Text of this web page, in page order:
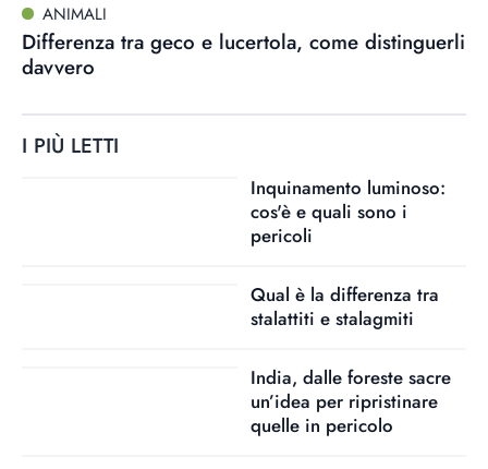
ANIMALI
Differenza tra geco e lucertola, come distinguerli
davvero
I PIÙ LETTI
Inquinamento luminoso:
cos'è e quali sono i
pericoli
Qual è la differenza tra
stalattiti e stalagmiti
India, dalle foreste sacre
un’idea per ripristinare
quelle in pericolo